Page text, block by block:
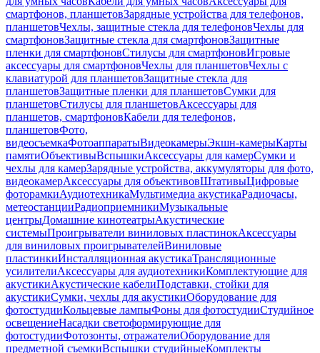
смартфонов, планшетовЗарядные устройства для телефонов,
планшетовЧехлы, защитные стекла для телефоновЧехлы для
смартфоновЗащитные стекла для смартфоновЗащитные
пленки для смартфоновСтилусы для смартфоновИгровые
аксессуары для смартфоновЧехлы для планшетовЧехлы с
клавиатурой для планшетовЗащитные стекла для
планшетовЗащитные пленки для планшетовСумки для
планшетовСтилусы для планшетовАксессуары для
планшетов, смартфоновКабели для телефонов,
планшетовФото,
видеосъемкаФотоаппаратыВидеокамерыЭкшн-камерыКарты
памятиОбъективыВспышкиАксессуары для камерСумки и
чехлы для камерЗарядные устройства, аккумуляторы для фото,
видеокамерАксессуары для объективовШтативыЦифровые
фоторамкиАудиотехникаМультимедиа акустикаРадиочасы,
метеостанцииРадиоприемникиМузыкальные
центрыДомашние кинотеатрыАкустические
системыПроигрыватели виниловых пластинокАксессуары
для виниловых проигрывателейВиниловые
пластинкиИнсталляционная акустикаТрансляционные
усилителиАксессуары для аудиотехникиКомплектующие для
акустикиАкустические кабелиПодставки, стойки для
акустикиСумки, чехлы для акустикиОборудование для
фотостудииКольцевые лампыФоны для фотостудииСтудийное
освещениеНасадки светоформирующие для
фотостудииФотозонты, отражателиОборудование для
предметной съемкиВспышки студийныеКомплекты